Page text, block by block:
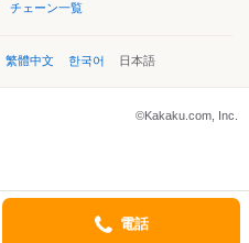
チェーン一覧
繁體中文 한국어 日本語
©Kakaku.com, Inc.
電話